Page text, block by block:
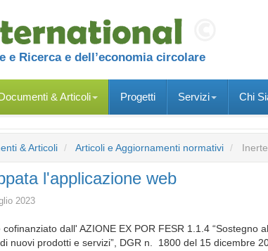
e Ricerca e dell’economia circolare
& Articoli Progetti Servizi Chi
& Articoli Articoli e Aggiornamenti normativi
l'applicazione web
2023
dall' AZIONE EX POR FESR 1.1.4
nuovi prodotti e servizi”, DGR n. 1800 del 15 dicembre